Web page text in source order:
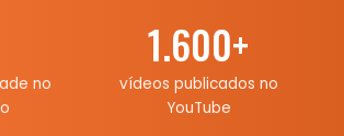
no
1.600+
vídeos publicados no
YouTube